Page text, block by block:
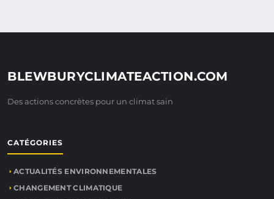
BLEWBURYCLIMATEACTION.COM
Des actions concrètes pour un climat sain
CATÉGORIES
ACTUALITÉS ENVIRONNEMENTALES
CHANGEMENT CLIMATIQUE